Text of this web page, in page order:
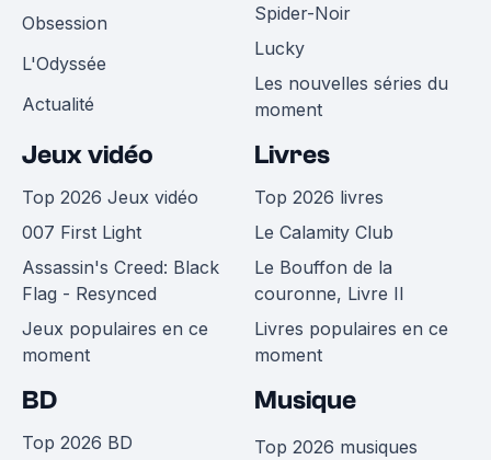
Obsession
L'Odyssée
Actualité
Spider-Noir
Lucky
Les nouvelles séries du
moment
Jeux vidéo
Top 2026 Jeux vidéo
007 First Light
Assassin's Creed: Black
Flag - Resynced
Jeux populaires en ce
moment
Livres
Top 2026 livres
Le Calamity Club
Le Bouffon de la
couronne, Livre II
Livres populaires en ce
moment
BD
Top 2026 BD
Musique
Top 2026 musiques